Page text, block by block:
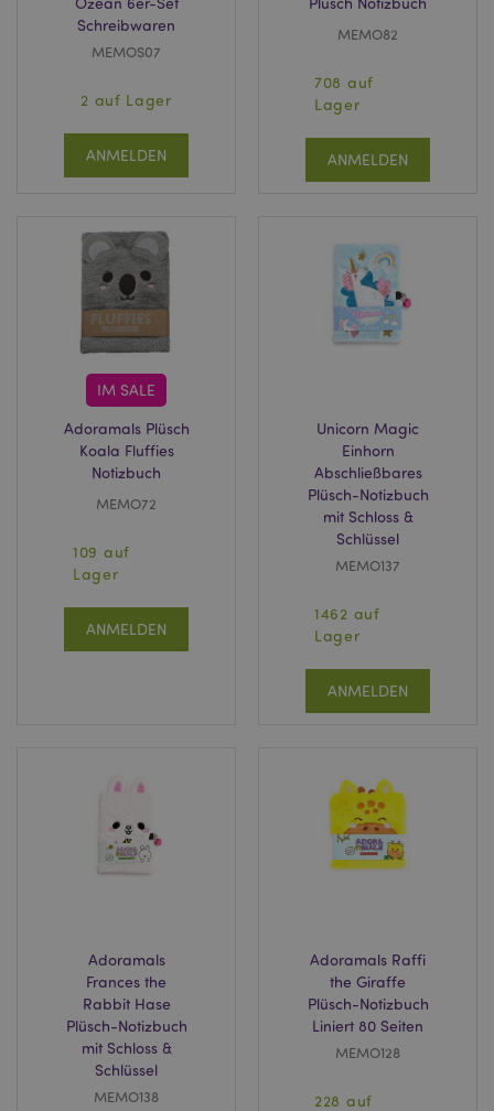
Schreibwaren
MEMOS07
2 auf Lager
ANMELDEN
MEMO82
708 auf
Lager
ANMELDEN
IM SALE
Adoramals Plüsch
Koala Fluffies
Notizbuch
MEMO72
109 auf
Lager
ANMELDEN
Unicorn Magic
Einhorn
Abschließbares
Plüsch-Notizbuch
mit Schloss &
Schlüssel
MEMO137
1462 auf
Lager
ANMELDEN
Adoramals
Frances the
Rabbit Hase
Plüsch-Notizbuch
mit Schloss &
Schlüssel
MEMO138
Adoramals Raffi
the Giraffe
Plüsch-Notizbuch
Liniert 80 Seiten
MEMO128
228 auf